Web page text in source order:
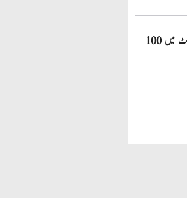
صاحبزادہ فرحان ایک سال میں ٹی ٹوئنٹی کرکٹ میں 100